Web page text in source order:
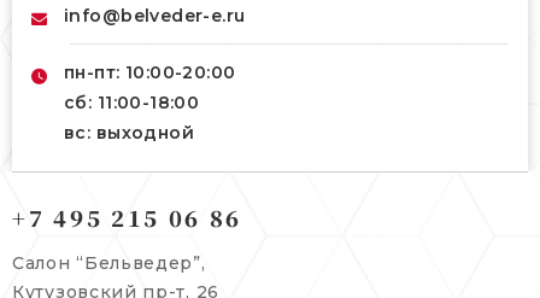
info@belveder-e.ru
пн-пт: 10:00-20:00
сб: 11:00-18:00
вс: выходной
121165, г. Москва,Кутузовский пр-т, 26
+7 495 215 06 86
121165, г. Москва,
+7 495 215 06 86
Салон “Бельведер”,
Кутузовский пр-т, 26